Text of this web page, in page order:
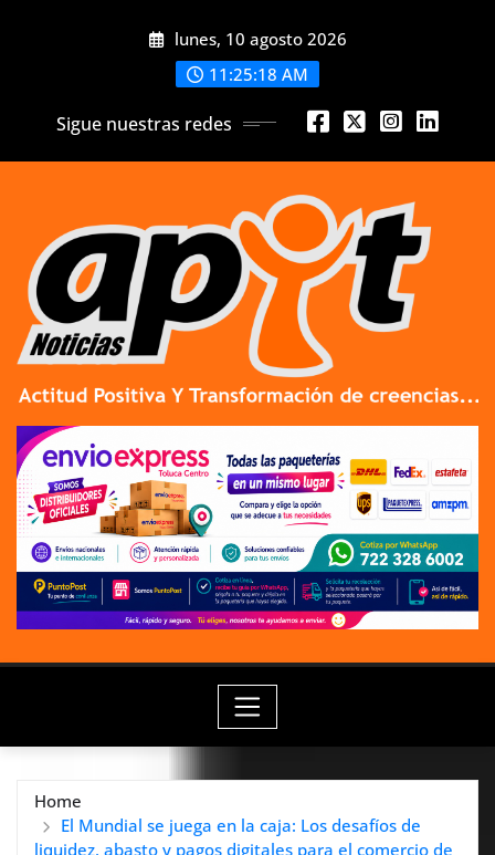
lunes, 10 agosto 2026
11:25:20 AM
Sigue nuestras redes
Home
El Mundial se juega en la caja: Los desafíos de
liquidez, abasto y pagos digitales para el comercio de